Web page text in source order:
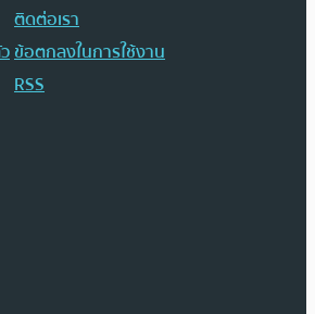
ติดต่อเรา
ข้อตกลงในการใช้งาน
RSS